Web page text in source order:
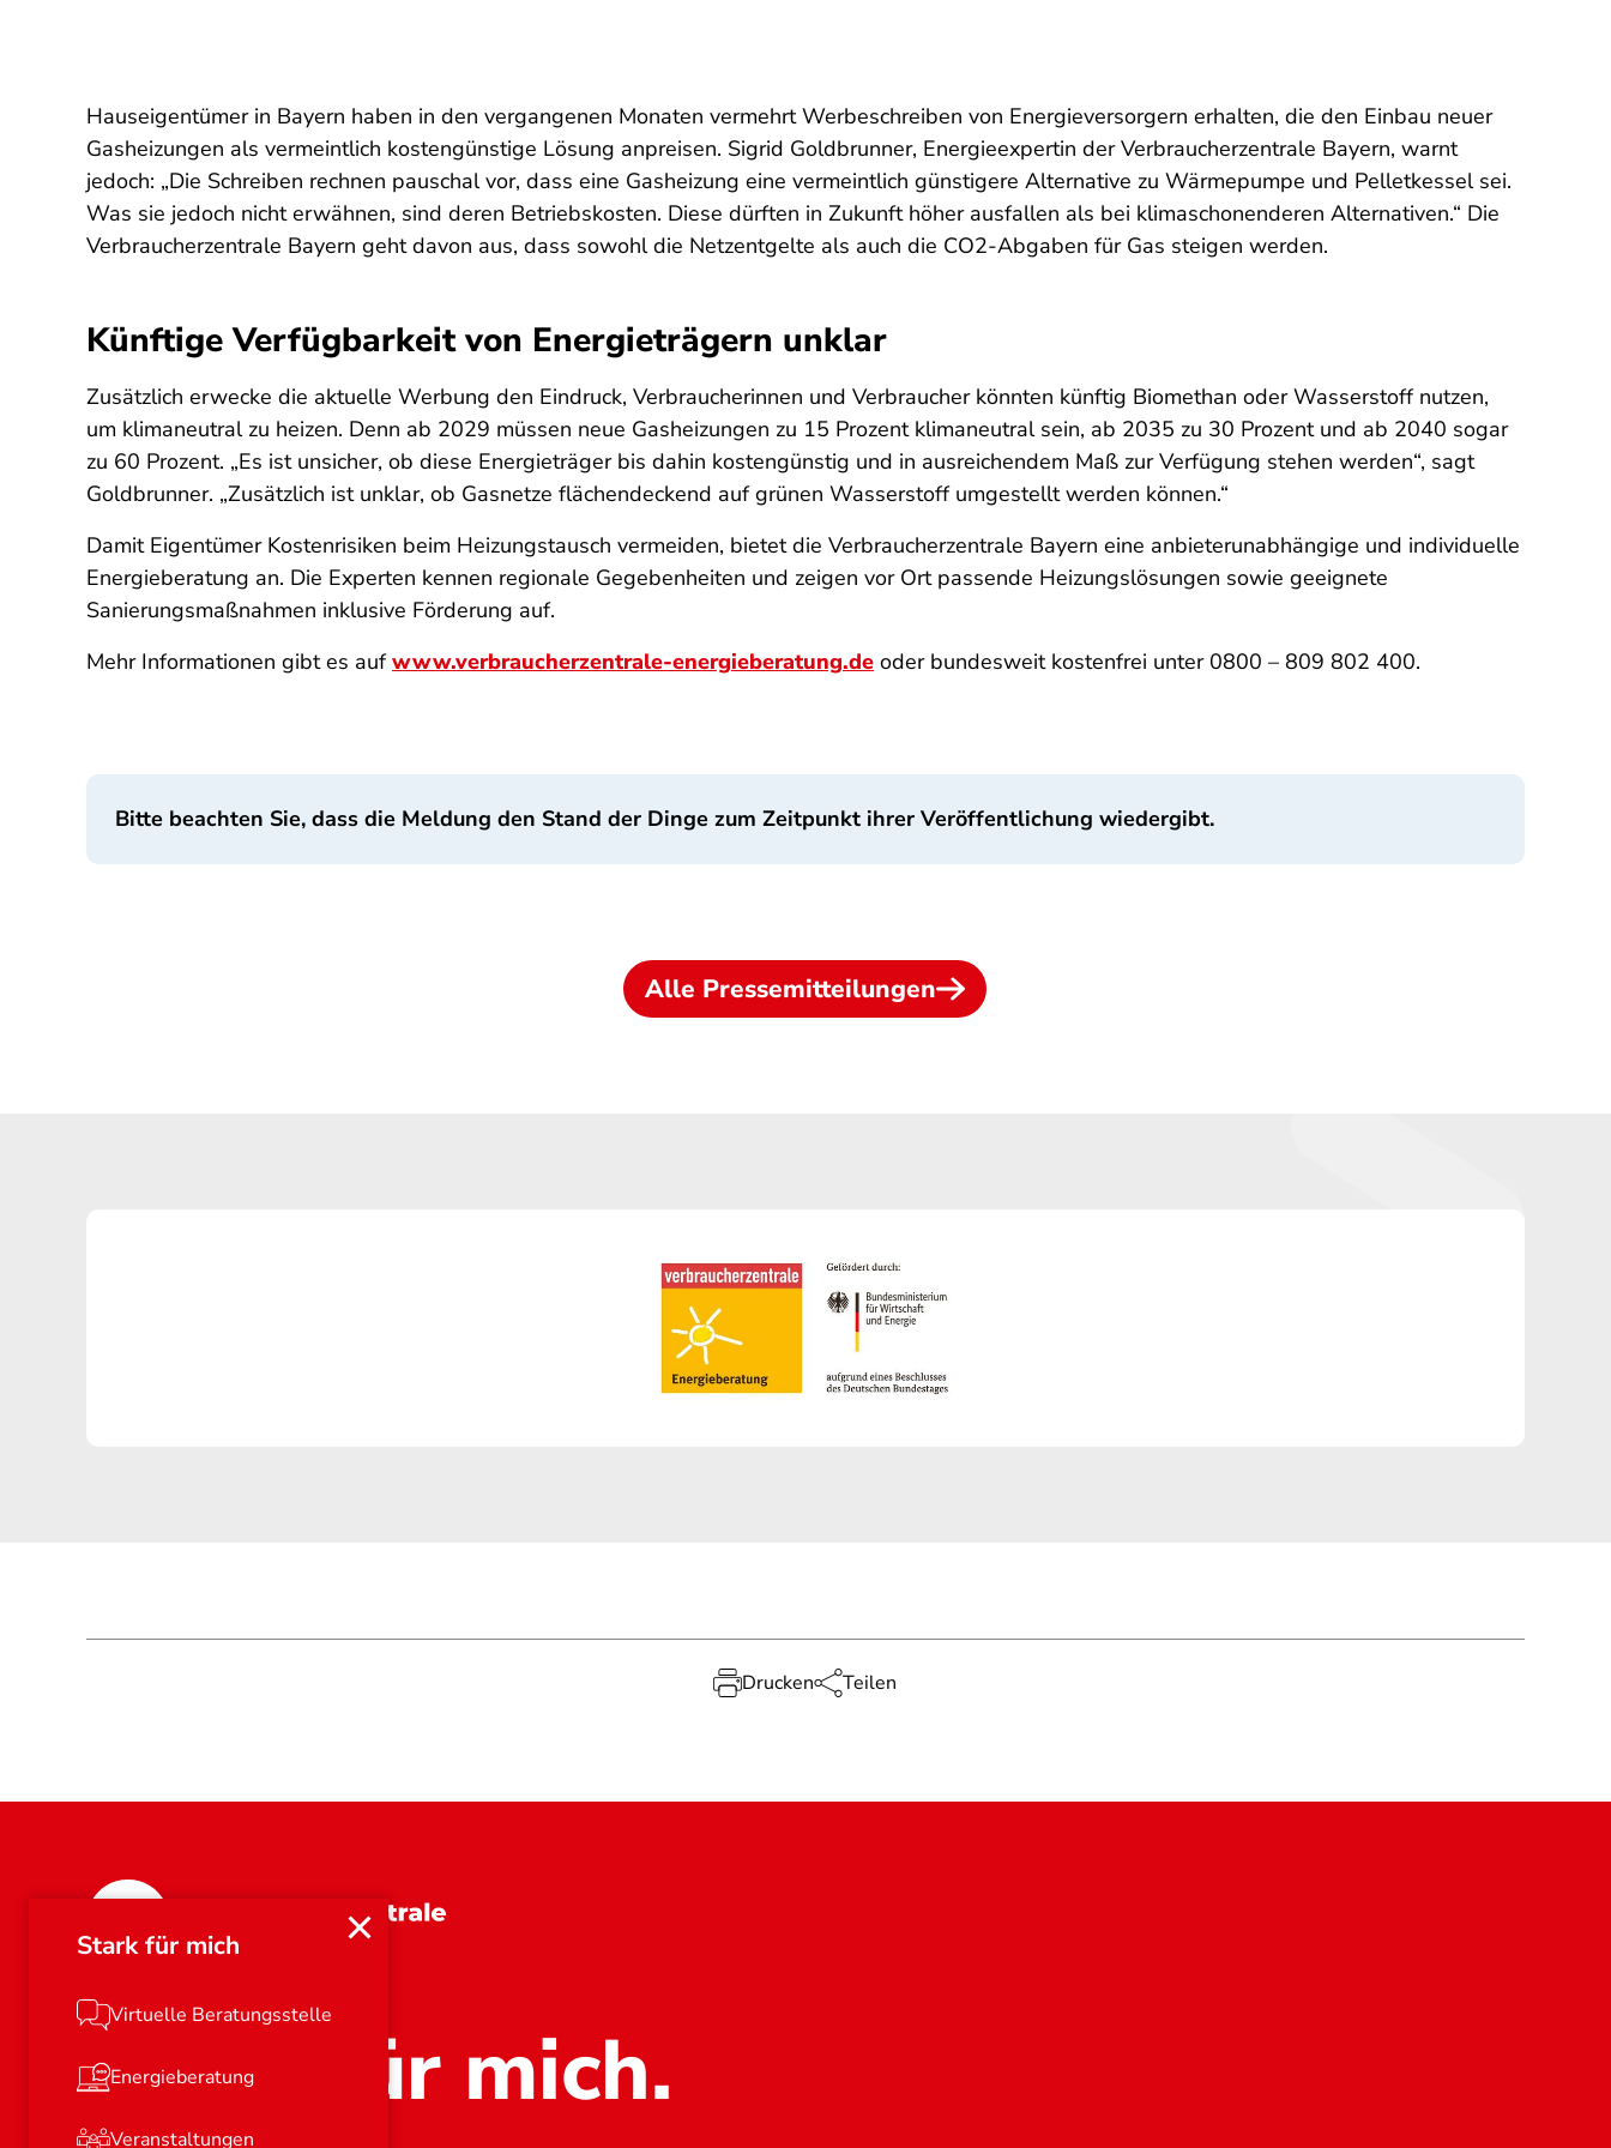
Stark für mich
Virtuelle Beratungsstelle
Energieberatung
Veranstaltungen
Hauseigentümer in Bayern haben in den vergangenen Monaten vermehrt Werbeschreiben von Energieversorgern erhalten, die den Einbau neuer
Gasheizungen als vermeintlich kostengünstige Lösung anpreisen. Sigrid Goldbrunner, Energieexpertin der Verbraucherzentrale Bayern, warnt
jedoch: „Die Schreiben rechnen pauschal vor, dass eine Gasheizung eine vermeintlich günstigere Alternative zu Wärmepumpe und Pelletkessel sei.
Was sie jedoch nicht erwähnen, sind deren Betriebskosten. Diese dürften in Zukunft höher ausfallen als bei klimaschonenderen Alternativen.“ Die
Verbraucherzentrale Bayern geht davon aus, dass sowohl die Netzentgelte als auch die CO2-Abgaben für Gas steigen werden.
Künftige Verfügbarkeit von Energieträgern unklar
Zusätzlich erwecke die aktuelle Werbung den Eindruck, Verbraucherinnen und Verbraucher könnten künftig Biomethan oder Wasserstoff nutzen,
um klimaneutral zu heizen. Denn ab 2029 müssen neue Gasheizungen zu 15 Prozent klimaneutral sein, ab 2035 zu 30 Prozent und ab 2040 sogar
zu 60 Prozent. „Es ist unsicher, ob diese Energieträger bis dahin kostengünstig und in ausreichendem Maß zur Verfügung stehen werden“, sagt
Goldbrunner. „Zusätzlich ist unklar, ob Gasnetze flächendeckend auf grünen Wasserstoff umgestellt werden können.“
Damit Eigentümer Kostenrisiken beim Heizungstausch vermeiden, bietet die Verbraucherzentrale Bayern eine anbieterunabhängige und individuelle
Energieberatung an. Die Experten kennen regionale Gegebenheiten und zeigen vor Ort passende Heizungslösungen sowie geeignete
Sanierungsmaßnahmen inklusive Förderung auf.
Mehr Informationen gibt es aufwww.verbraucherzentrale-energieberatung.de oder bundesweit kostenfrei unter 0800 – 809 802 400.
Bitte beachten Sie, dass die Meldung den Stand der Dinge zum Zeitpunkt ihrer Veröffentlichung wiedergibt.
Alle Pressemitteilungen
Drucken Teilen
Bayern
Stark für mich.